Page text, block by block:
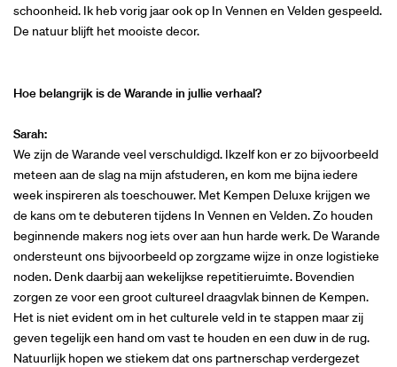
schoonheid. Ik heb vorig jaar ook op In Vennen en Velden gespeeld.
De natuur blijft het mooiste decor.
Hoe belangrijk is de Warande in jullie verhaal?
Sarah:
We zijn de Warande veel verschuldigd. Ikzelf kon er zo bijvoorbeeld
meteen aan de slag na mijn afstuderen, en kom me bijna iedere
week inspireren als toeschouwer. Met Kempen Deluxe krijgen we
de kans om te debuteren tijdens In Vennen en Velden. Zo houden
beginnende makers nog iets over aan hun harde werk. De Warande
ondersteunt ons bijvoorbeeld op zorgzame wijze in onze logistieke
noden. Denk daarbij aan wekelijkse repetitieruimte. Bovendien
zorgen ze voor een groot cultureel draagvlak binnen de Kempen.
Het is niet evident om in het culturele veld in te stappen maar zij
geven tegelijk een hand om vast te houden en een duw in de rug.
Natuurlijk hopen we stiekem dat ons partnerschap verdergezet